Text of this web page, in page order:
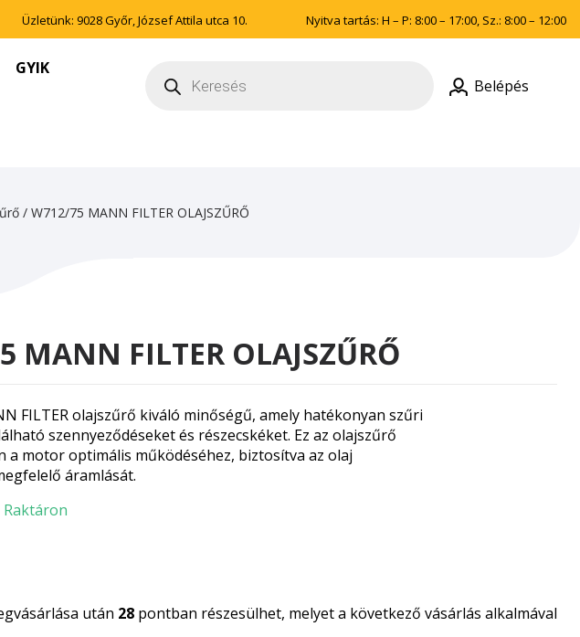
Üzletünk: 9028 Győr, József Attila utca 10. Nyitva tartás: H – P: 8:00 – 17:00, Sz.: 8:00 – 12:00
GYIK
search Belépés
/ W712/75 MANN FILTER OLAJSZŰRŐ
MANN FILTER OLAJSZŰRŐ
FILTER olajszűrő kiváló minőségű, amely hatékonyan szűri
szennyeződéseket és részecskéket. Ez az olajszűrő
a motor optimális működéséhez, biztosítva az olaj
áramlását.
Raktáron
után 28pontban részesülhet, melyet a következő vásárlás alkalmával